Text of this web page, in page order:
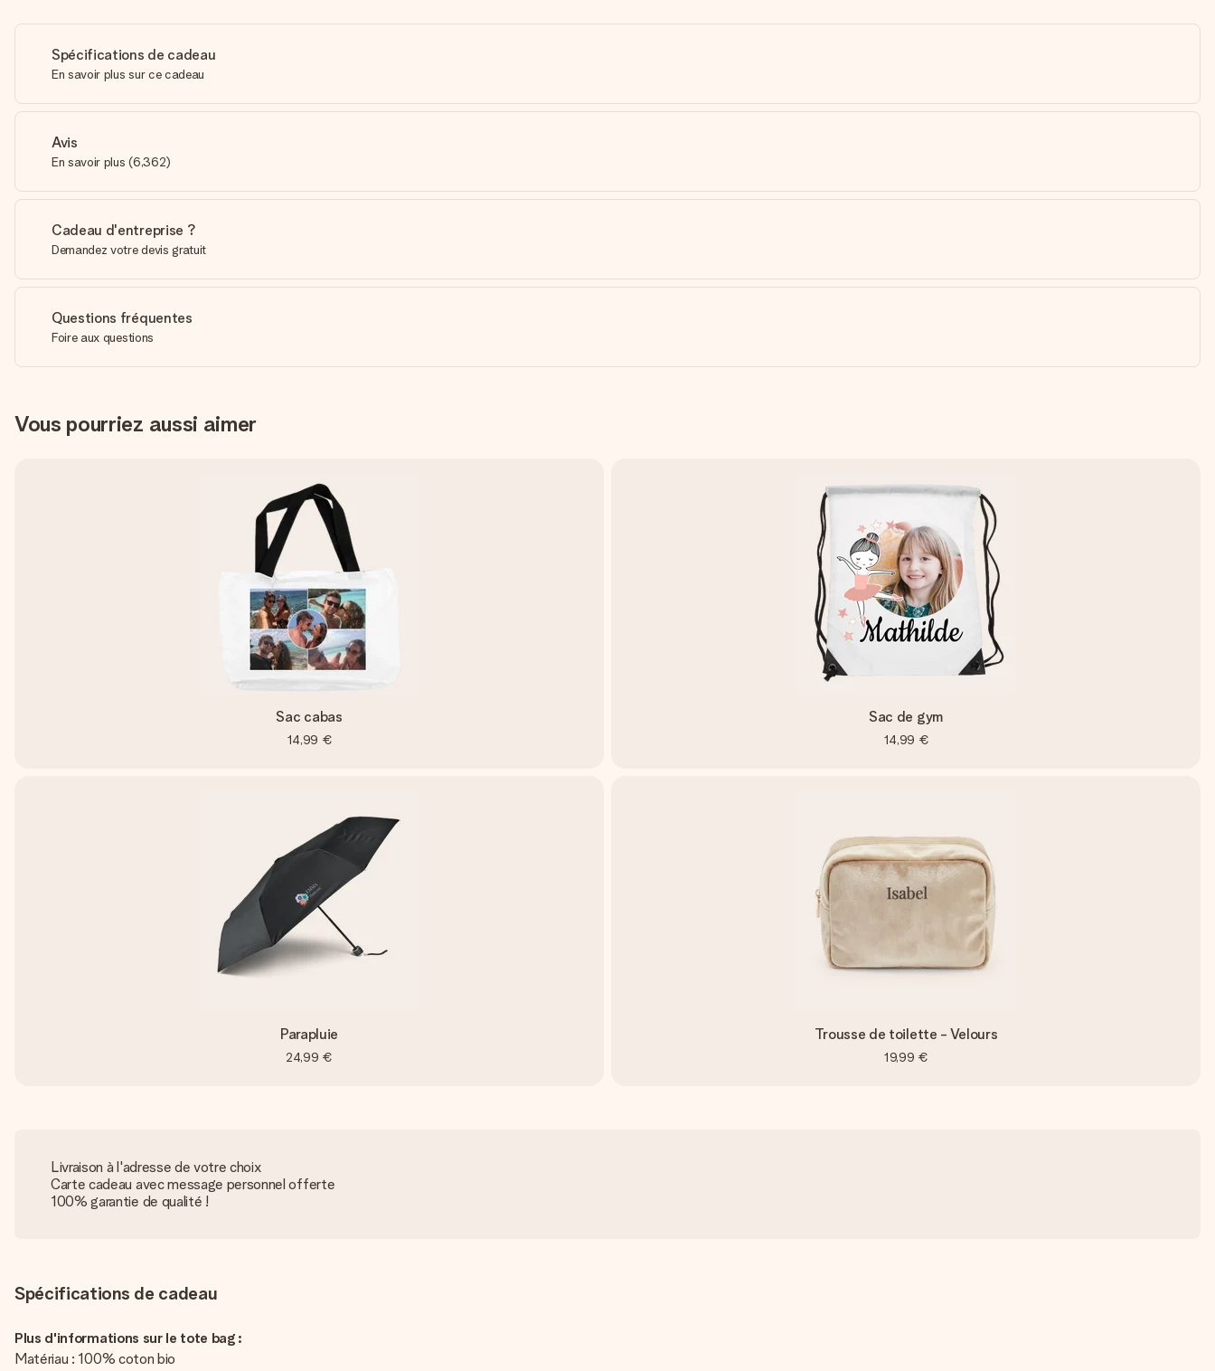
Spécifications de cadeau
En savoir plus sur ce cadeau
Avis
En savoir plus (6,362)
Cadeau d'entreprise ?
Demandez votre devis gratuit
Questions fréquentes
Foire aux questions
Vous pourriez aussi aimer
Sac cabas
14,99 €
Sac de gym
14,99 €
Parapluie
24,99 €
Trousse de toilette - Velours
19,99 €
Livraison à l'adresse de votre choix
Carte cadeau avec message personnel offerte
100% garantie de qualité !
Spécifications de cadeau
Plus d'informations sur le tote bag :
Matériau : 100% coton bio